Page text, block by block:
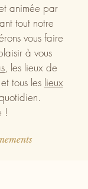
animée par
tout notre
vous faire
à vous
, les lieux de
tous les lieux
!